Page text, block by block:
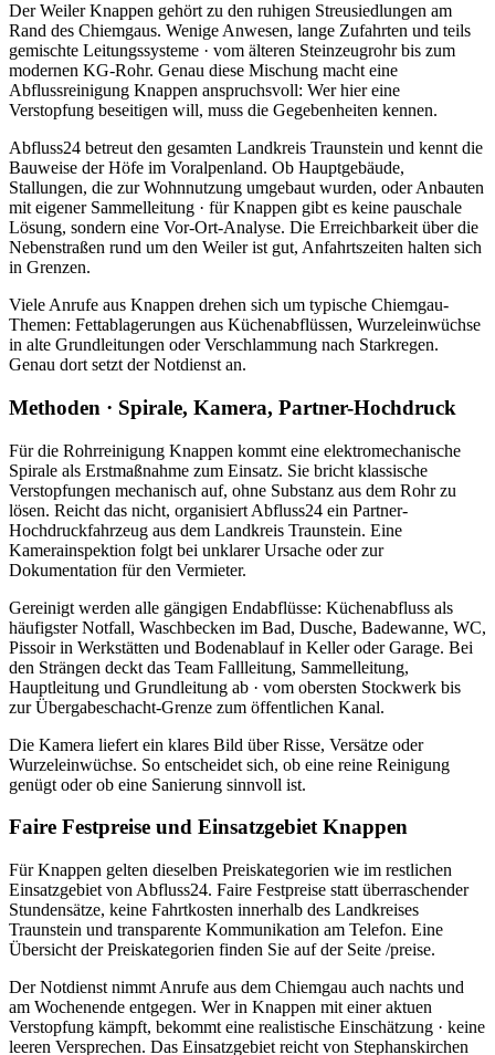
Der Weiler Knappen gehört zu den ruhigen Streusiedlungen am
Rand des Chiemgaus. Wenige Anwesen, lange Zufahrten und teils
gemischte Leitungssysteme · vom älteren Steinzeugrohr bis zum
modernen KG-Rohr. Genau diese Mischung macht eine
Abflussreinigung Knappen anspruchsvoll: Wer hier eine
Verstopfung beseitigen will, muss die Gegebenheiten kennen.
Abfluss24 betreut den gesamten Landkreis Traunstein und kennt die
Bauweise der Höfe im Voralpenland. Ob Hauptgebäude,
Stallungen, die zur Wohnnutzung umgebaut wurden, oder Anbauten
mit eigener Sammelleitung · für Knappen gibt es keine pauschale
Lösung, sondern eine Vor-Ort-Analyse. Die Erreichbarkeit über die
Nebenstraßen rund um den Weiler ist gut, Anfahrtszeiten halten sich
in Grenzen.
Viele Anrufe aus Knappen drehen sich um typische Chiemgau-
Themen: Fettablagerungen aus Küchenabflüssen, Wurzeleinwüchse
in alte Grundleitungen oder Verschlammung nach Starkregen.
Genau dort setzt der Notdienst an.
Methoden · Spirale, Kamera, Partner-Hochdruck
Für die Rohrreinigung Knappen kommt eine elektromechanische
Spirale als Erstmaßnahme zum Einsatz. Sie bricht klassische
Verstopfungen mechanisch auf, ohne Substanz aus dem Rohr zu
lösen. Reicht das nicht, organisiert Abfluss24 ein Partner-
Hochdruckfahrzeug aus dem Landkreis Traunstein. Eine
Kamerainspektion folgt bei unklarer Ursache oder zur
Dokumentation für den Vermieter.
Gereinigt werden alle gängigen Endabflüsse: Küchenabfluss als
häufigster Notfall, Waschbecken im Bad, Dusche, Badewanne, WC,
Pissoir in Werkstätten und Bodenablauf in Keller oder Garage. Bei
den Strängen deckt das Team Fallleitung, Sammelleitung,
Hauptleitung und Grundleitung ab · vom obersten Stockwerk bis
zur Übergabeschacht-Grenze zum öffentlichen Kanal.
Die Kamera liefert ein klares Bild über Risse, Versätze oder
Wurzeleinwüchse. So entscheidet sich, ob eine reine Reinigung
genügt oder ob eine Sanierung sinnvoll ist.
Faire Festpreise und Einsatzgebiet Knappen
Für Knappen gelten dieselben Preiskategorien wie im restlichen
Einsatzgebiet von Abfluss24. Faire Festpreise statt überraschender
Stundensätze, keine Fahrtkosten innerhalb des Landkreises
Traunstein und transparente Kommunikation am Telefon. Eine
Übersicht der Preiskategorien finden Sie auf der Seite /preise.
Der Notdienst nimmt Anrufe aus dem Chiemgau auch nachts und
am Wochenende entgegen. Wer in Knappen mit einer aktuen
Verstopfung kämpft, bekommt eine realistische Einschätzung · keine
leeren Versprechen. Das Einsatzgebiet reicht von Stephanskirchen